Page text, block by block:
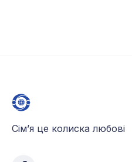
Сім’я це колиска любові